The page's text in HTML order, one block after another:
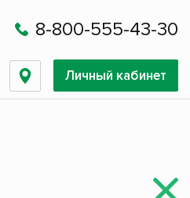
8-800-555-43-30
Личный кабинет